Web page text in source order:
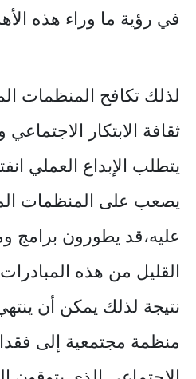
في رؤية ما وراء هذه
لذلك تكافح المنظمات
ثقافة الابتكار الاجتماعي
يتطلب الإبداع العملي
يصعب على المنظمات
عليه،قد يطورون برامج
القليل من هذه
نتيجة لذلك يمكن أن
منظمة مجتمعية إلى